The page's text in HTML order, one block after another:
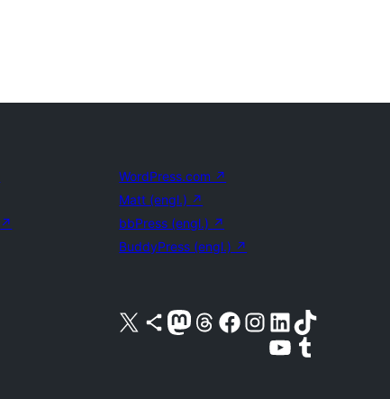
↗
WordPress.com ↗
Matt (engl.) ↗
bbPress (engl.) ↗
BuddyPress (engl.) ↗
Unser X-Konto (früher Twitter) besuchen
Unser Bluesky-Konto besuchen
Unser Mastodon-Konto besuchen
Unser Threads-Konto besuchen
Unsere Facebook-Seite besuchen
Unser Instagram-Konto besuchen
Unser LinkedIn-Konto besuchen
Unser TikTok-Konto
Unseren YouTube-Kanal besuchen
Unser Tumblr-Konto